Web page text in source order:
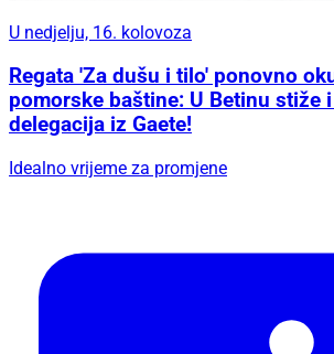
U nedjelju, 16. kolovoza
Regata 'Za dušu i tilo' ponovno
pomorske baštine: U Betinu stiže
delegacija iz Gaete!
Idealno vrijeme za promjene